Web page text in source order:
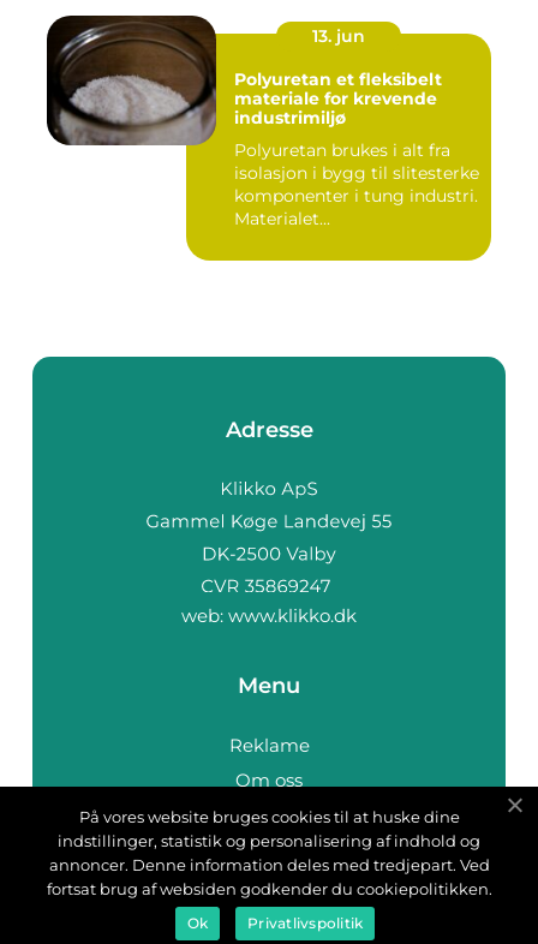
13. jun
Polyuretan et fleksibelt
materiale for krevende
industrimiljø
Polyuretan brukes i alt fra
isolasjon i bygg til slitesterke
komponenter i tung industri.
Materialet...
Adresse
web: www.klikko.dk
Menu
Reklame
Om oss
Cookies
Kontakt Oss
Sitemap
På vores website bruges cookies til at huske dine
indstillinger, statistik og personalisering af indhold og
annoncer. Denne information deles med tredjepart. Ved
fortsat brug af websiden godkender du cookiepolitikken.
Ok Privatlivspolitik